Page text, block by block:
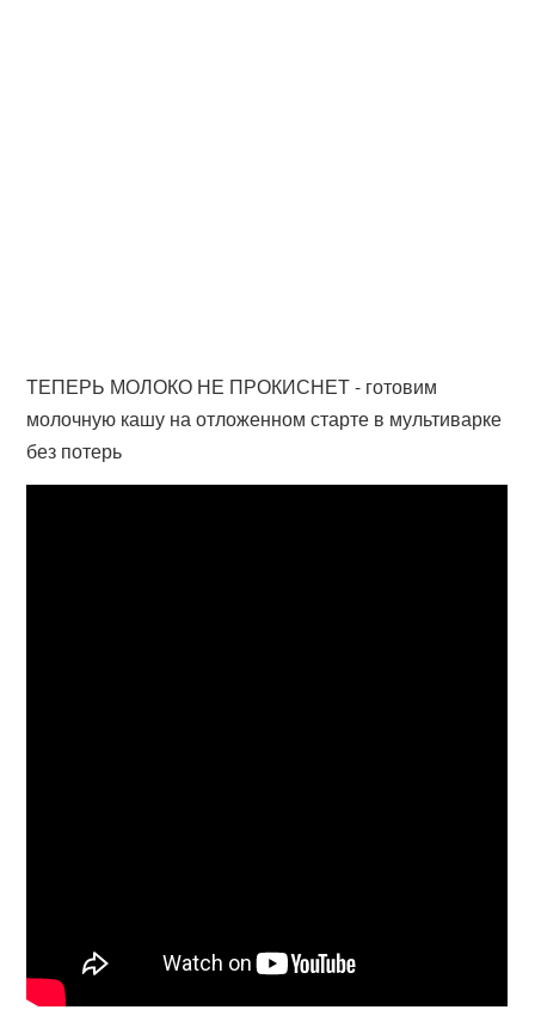
ТЕПЕРЬ МОЛОКО НЕ ПРОКИСНЕТ - готовим
молочную кашу на отложенном старте в мультиварке
без потерь